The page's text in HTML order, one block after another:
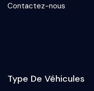
Contactez-nous
Type De Véhicules